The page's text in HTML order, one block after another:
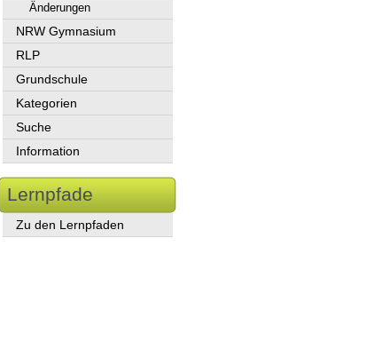
Änderungen
NRW Gymnasium
RLP
Grundschule
Kategorien
Suche
Information
Lernpfade
Zu den Lernpfaden